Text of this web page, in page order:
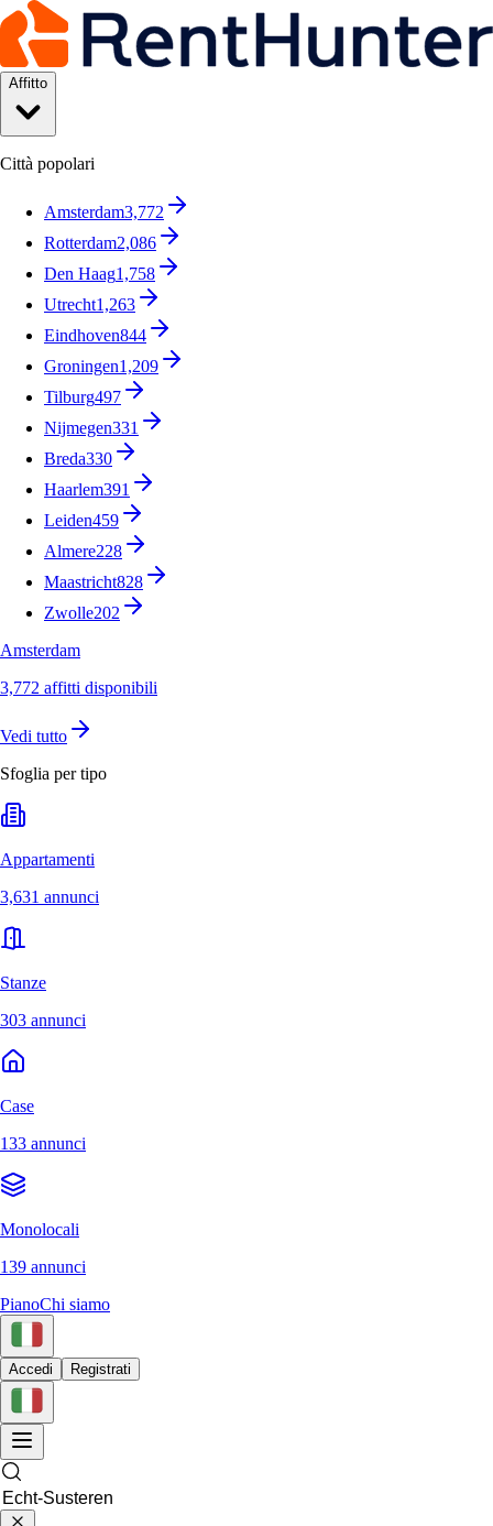
Affitto
Città popolari
Amsterdam3,772
Rotterdam2,086
Den Haag1,758
Utrecht1,263
Eindhoven844
Groningen1,209
Tilburg497
Nijmegen331
Breda330
Haarlem391
Leiden459
Almere228
Maastricht828
Zwolle202
Amsterdam
3,772 affitti disponibili
Vedi tutto
Sfoglia per tipo
Appartamenti
3,631 annunci
Stanze
303 annunci
Case
133 annunci
Monolocali
139 annunci
PianoChi siamo
Accedi Registrati